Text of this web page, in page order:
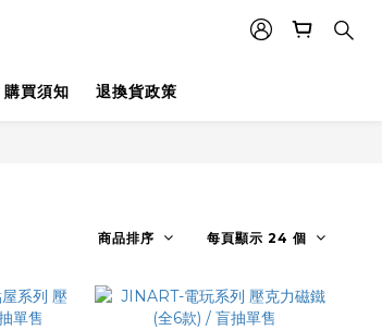
購買須知 退換貨政策
商品排序 每頁顯示 24 個